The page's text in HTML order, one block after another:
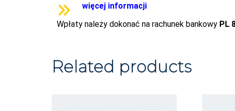
więcej informacji
Wpłaty należy dokonać na rachunek bankowy PL
Related products